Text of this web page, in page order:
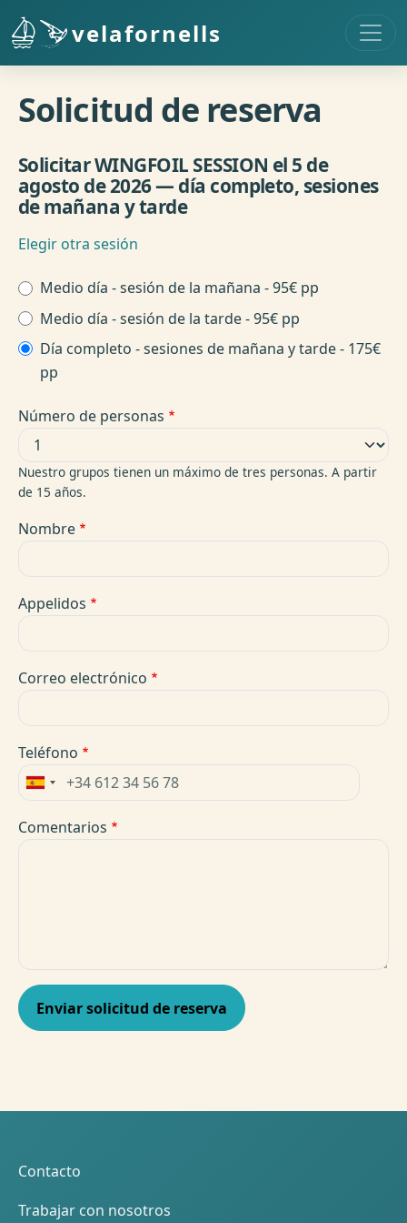
velafornells
Solicitud de reserva
Solicitar WINGFOIL SESSION el 5 de
agosto de 2026 — día completo, sesiones
de mañana y tarde
Elegir otra sesión
Hora de sesión
Medio día - sesión de la mañana - 95€ pp
Medio día - sesión de la tarde - 95€ pp
Día completo - sesiones de mañana y tarde - 175€
pp
Número de personas
Nuestro grupos tienen un máximo de tres personas. A partir
de 15 años.
Nombre
Appelidos
Correo electrónico
Teléfono
Comentarios
Contacto
Trabajar con nosotros